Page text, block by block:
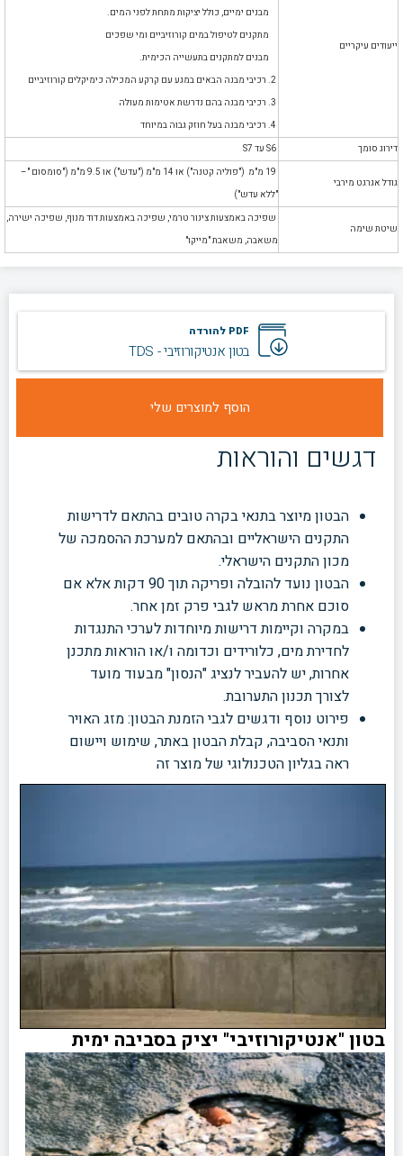
ייעודים עיקריים
מבנים ימיים, כולל יציקות מתחת לפני המים.
מתקנים לטיפול במים קורוזיביים ומי שפכים
מבנים למתקנים בתעשייה הכימית.
דירוג סומך
גודל אגרגט מירבי
19 מ"מ ("פוליה קטנה") או 14 מ"מ ("עדש") או 9.5 מ"מ ("סומסום "–
"ללא עדש")
שיטת שימה
שפיכה באמצעות צינור טרמי, שפיכה באמצעות דוד מנוף, שפיכה ישירה,
משאבה, משאבת "מייקו"
PDF להורדה
בטון אנטיקורוזיבי - TDS
דגשים והוראות
הבטון מיוצר בתנאי בקרה טובים בהתאם לדרישות
התקנים הישראליים ובהתאם למערכת ההסמכה של
מכון התקנים הישראלי.
הבטון נועד להובלה ופריקה תוך 90 דקות אלא אם
סוכם אחרת מראש לגבי פרק זמן אחר.
במקרה וקיימות דרישות מיוחדות לערכי התנגדות
לחדירת מים, כלורידים וכדומה ו/או הוראות מתכנן
אחרות, יש להעביר לנציג "הנסון" מבעוד מועד
לצורך תכנון התערובת.
פירוט נוסף ודגשים לגבי הזמנת הבטון: מזג האויר
ותנאי הסביבה, קבלת הבטון באתר, שימוש ויישום
ראה בגליון הטכנולוגי של מוצר זה
בטון "אנטיקורוזיבי" יציק בסביבה ימית